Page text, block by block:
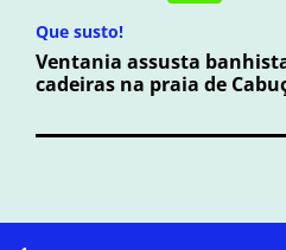
Que susto!
Ventania assusta
cadeiras na praia de